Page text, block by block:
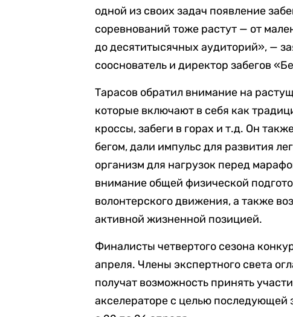
одной из своих задач появление
соревнований тоже растут — от
до десятитысячных аудиторий», —
сооснователь и директор забегов
Тарасов обратил внимание на
которые включают в себя как
кроссы, забеги в горах и т.д. Он
бегом, дали импульс для развития
организм для нагрузок перед
внимание общей физической
волонтерского движения, а также
активной жизненной позицией.
Финалисты четвертого сезона
апреля. Члены экспертного света
получат возможность принять
акселераторе с целью последующей